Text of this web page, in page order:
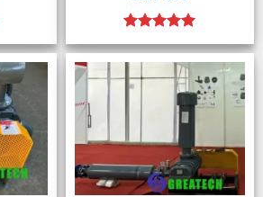
Được xếp
hạng5.00